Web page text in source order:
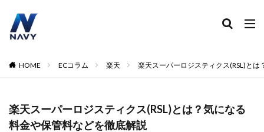
HOME ECコラム 楽天 楽天スーパーロジスティクス(RSL)と
楽天スーパーロジスティクス(RSL)とは？気になる
料金や保管料などを徹底解説
ネイビー 評判 おすすめ
タグ
2024 2024年 2024年EC市場